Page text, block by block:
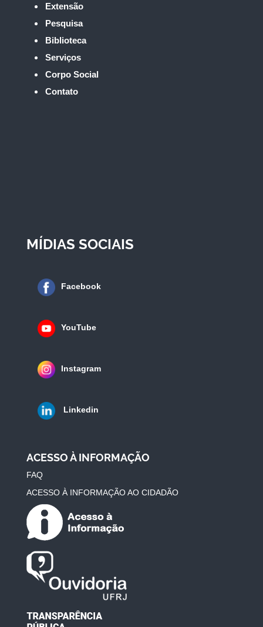
Extensão
Pesquisa
Biblioteca
Serviços
Corpo Social
Contato
MÍDIAS SOCIAIS
Facebook
YouTube
Instagram
Linkedin
ACESSO À INFORMAÇÃO
FAQ
ACESSO À INFORMAÇÃO AO CIDADÃO